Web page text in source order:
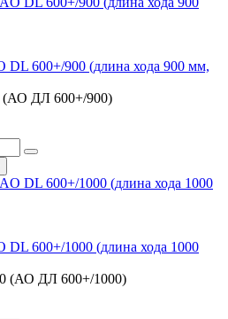
DL 600+/900 (длина хода 900 мм,
(АО ДЛ 600+/900)
DL 600+/1000 (длина хода 1000
(АО ДЛ 600+/1000)